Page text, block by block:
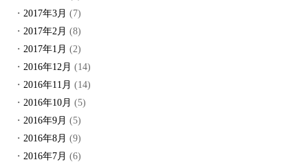
2017年3月 (7)
2017年2月 (8)
2017年1月 (2)
2016年12月 (14)
2016年11月 (14)
2016年10月 (5)
2016年9月 (5)
2016年8月 (9)
2016年7月 (6)